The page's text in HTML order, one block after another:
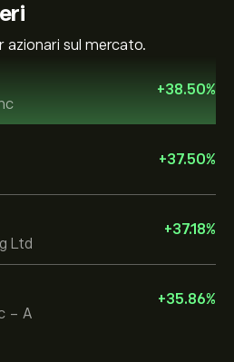
azionari sul mercato.
+38.50%
+37.50%
Ltd
+37.18%
- A
+35.86%